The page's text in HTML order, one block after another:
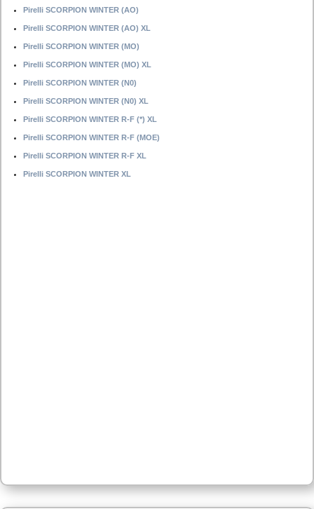
Pirelli SCORPION WINTER (AO)
Pirelli SCORPION WINTER (AO) XL
Pirelli SCORPION WINTER (MO)
Pirelli SCORPION WINTER (MO) XL
Pirelli SCORPION WINTER (N0)
Pirelli SCORPION WINTER (N0) XL
Pirelli SCORPION WINTER R-F (*) XL
Pirelli SCORPION WINTER R-F (MOE)
Pirelli SCORPION WINTER R-F XL
Pirelli SCORPION WINTER XL